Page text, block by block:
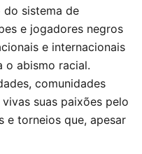
sistema de
e jogadores negros
e internacionais
o abismo racial.
comunidades
suas paixões pelo
e torneios que, apesar